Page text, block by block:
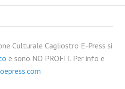
Culturale Cagliostro E-Press si
e sono NO PROFIT. Per info e